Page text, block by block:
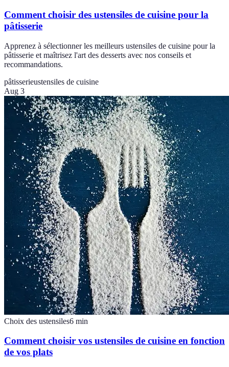
Comment choisir des ustensiles de cuisine pour la
pâtisserie
Apprenez à sélectionner les meilleurs ustensiles de cuisine pour la
pâtisserie et maîtrisez l'art des desserts avec nos conseils et
recommandations.
pâtisserieustensiles de cuisine
Aug 3
Choix des ustensiles6 min
Comment choisir vos ustensiles de cuisine en fonction
de vos plats